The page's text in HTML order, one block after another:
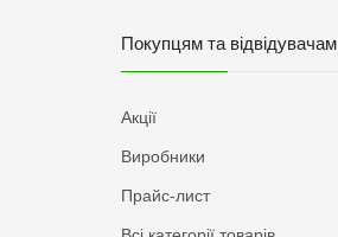
Покупцям та відвідувачам
Акції
Виробники
Прайс-лист